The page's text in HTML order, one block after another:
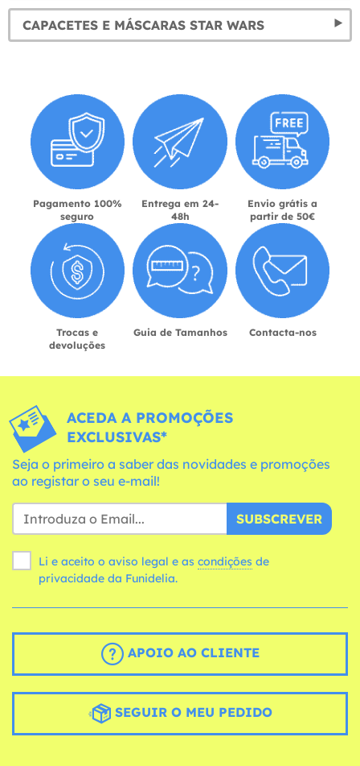
CAPACETES E MÁSCARAS STAR WARS
Pagamento 100%
seguro
Entrega em 24-
48h
Envio grátis a
partir de 50€
Trocas e
devoluções
Guia de Tamanhos Contacta-nos
ACEDA A PROMOÇÕES
EXCLUSIVAS*
Seja o primeiro a saber das novidades e promoções
ao registar o seu e-mail!
SUBSCREVER
Li e aceito o aviso legal e as condições
privacidade da Funidelia.
APOIO AO CLIENTE
SEGUIR O MEU PEDIDO